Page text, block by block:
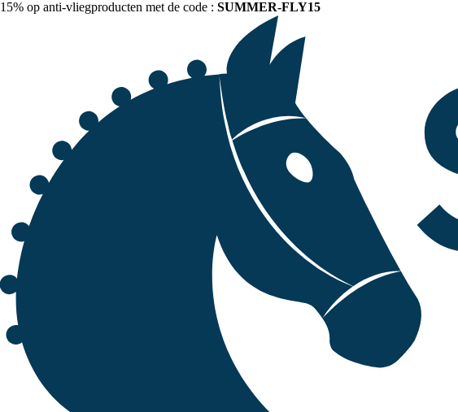
15% op anti-vliegproducten met de code : SUMMER-FLY15